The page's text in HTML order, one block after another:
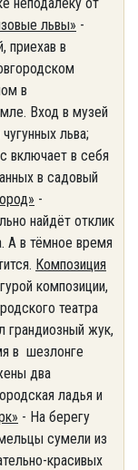
львы» -
приехав в
в
Вход в музей
льва;
включает в себя
в садовый
-
найдёт отклик
А в тёмное время
Композиция
композиции,
театра
грандиозный жук,
в шезлонге
два
ладья и
- На берегу
сумели из
красивых